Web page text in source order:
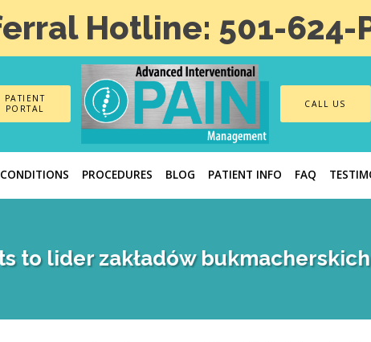
Hotline: 501-624-
PATIENT
PORTAL
CALL US
PROCEDURES BLOG PATIENT INFO FAQ
to lider zakładów